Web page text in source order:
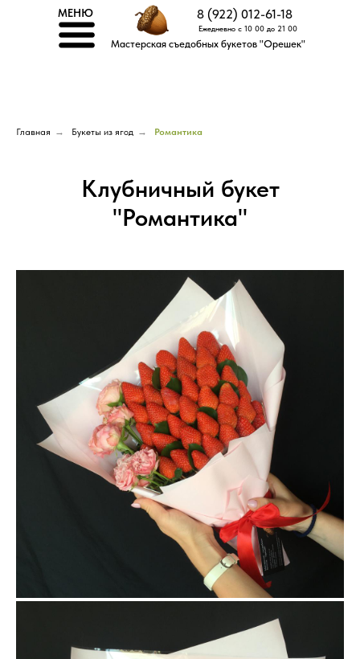
Мастерская съедобных букетов "Орешек"
МЕНЮ 8 (922) 012-61-18
Ежедневно с 10 00 до 21 00
Главная → Букеты из ягод → Романтика
Клубничный букет
"Романтика"